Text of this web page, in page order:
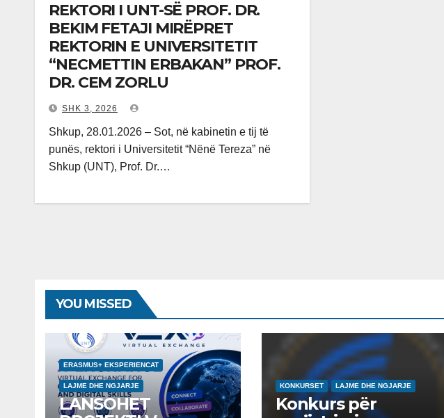
REKTORI I UNT-SË PROF. DR.
BEKIM FETAJI MIRËPRET
REKTORIN E UNIVERSITETIT
“NECMETTIN ERBAKAN” PROF.
DR. CEM ZORLU
SHK 3, 2026
Shkup, 28.01.2026 – Sot, në kabinetin e tij të
punës, rektori i Universitetit “Nënë Tereza” në
Shkup (UNT), Prof. Dr.…
YOU MISSED
ERASMUS+ EKSPERIENCAT
LAJME DHE NGJARJE
LANSOHET
KONKURSET LAJME DHE NGJARJE
Konkurs për